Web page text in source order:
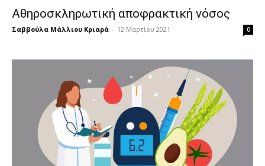
Αθηροσκληρωτική αποφρακτική νόσος
Σαββούλα Μάλλιου Κριαρά - 12 Μαρτίου 2021 0